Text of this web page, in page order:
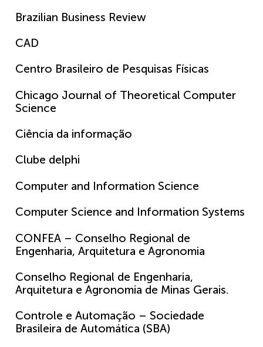
Brazilian Business Review
CAD
Centro Brasileiro de Pesquisas Físicas
Chicago Journal of Theoretical Computer
Science
Ciência da informação
Clube delphi
Computer and Information Science
Computer Science and Information Systems
CONFEA – Conselho Regional de
Engenharia, Arquitetura e Agronomia
Conselho Regional de Engenharia,
Arquitetura e Agronomia de Minas Gerais.
Controle e Automação – Sociedade
Brasileira de Automática (SBA)